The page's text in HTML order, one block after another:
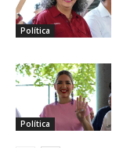
Política
Política